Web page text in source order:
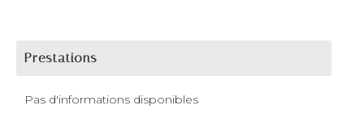
Prestations
Pas d'informations disponibles